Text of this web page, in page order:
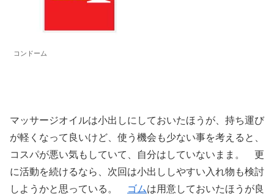
コンドーム
マッサージオイルは小出しにしておいたほうが、持ち運び
が軽くなって良いけど、使う機会も少ない事を考えると、
コスパが悪い気もしていて、自分はしていないまま。 更
に活動を続けるなら、次回は小出ししやすい入れ物も検討
しようかと思っている。
ゴムは用意しておいたほうが良